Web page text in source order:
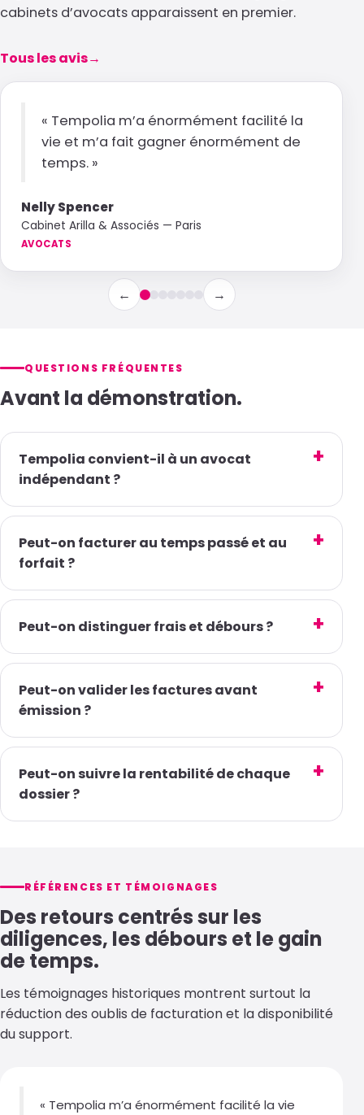
cabinets d’avocats apparaissent en premier.
Tous les avis→
« Tempolia m’a énormément facilité la
vie et m’a fait gagner énormément de
temps. »
Nelly Spencer
Cabinet Arilla & Associés — Paris
AVOCATS
← →
QUESTIONS FRÉQUENTES
Avant la démonstration.
Tempolia convient-il à un avocat
indépendant ?
Peut-on facturer au temps passé et au
forfait ?
Peut-on distinguer frais et débours ?
Peut-on valider les factures avant
émission ?
Peut-on suivre la rentabilité de chaque
dossier ?
RÉFÉRENCES ET TÉMOIGNAGES
Des retours centrés sur les
diligences, les débours et le gain
de temps.
Les témoignages historiques montrent surtout la
réduction des oublis de facturation et la disponibilité
du support.
« Tempolia m’a énormément facilité la vie